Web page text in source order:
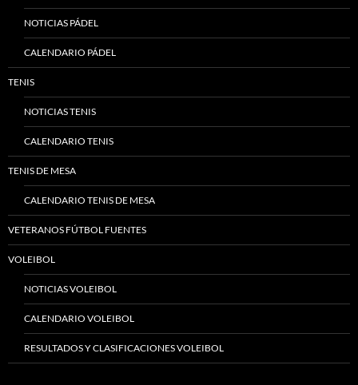
NOTICIAS PÁDEL
CALENDARIO PÁDEL
TENIS
NOTICIAS TENIS
CALENDARIO TENIS
TENIS DE MESA
CALENDARIO TENIS DE MESA
VETERANOS FÚTBOL FUENTES
VOLEIBOL
NOTICIAS VOLEIBOL
CALENDARIO VOLEIBOL
RESULTADOS Y CLASIFICACIONES VOLEIBOL